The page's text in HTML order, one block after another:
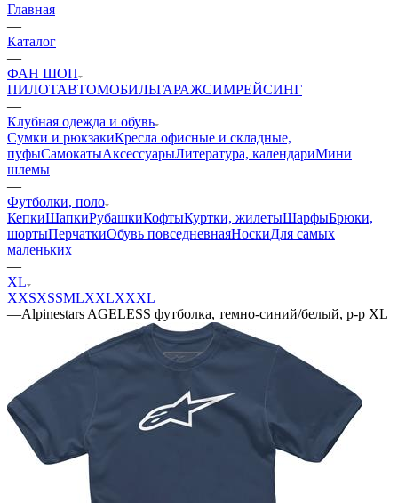
Главная
—
Каталог
—
ФАН ШОП
ПИЛОТАВТОМОБИЛЬГАРАЖСИМРЕЙСИНГ
—
Клубная одежда и обувь
Сумки и рюкзакиКресла офисные и складные,
пуфыСамокатыАксессуарыЛитература, календариМини
шлемы
—
Футболки, поло
КепкиШапкиРубашкиКофтыКуртки, жилетыШарфыБрюки,
шортыПерчаткиОбувь повседневнаяНоскиДля самых
маленьких
—
XL
XXSXSSMLXXLXXXL
—Alpinestars AGELESS футболка, темно-синий/белый, р-р XL